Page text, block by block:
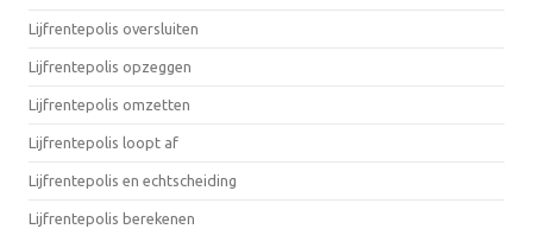
Lijfrentepolis oversluiten
Lijfrentepolis opzeggen
Lijfrentepolis omzetten
Lijfrentepolis loopt af
Lijfrentepolis en echtscheiding
Lijfrentepolis berekenen